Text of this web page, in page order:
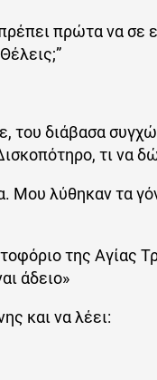
πρώτα να σε
του διάβασα
τι να
Μου λύθηκαν τα
της Αγίας
άδειο»
και να λέει: